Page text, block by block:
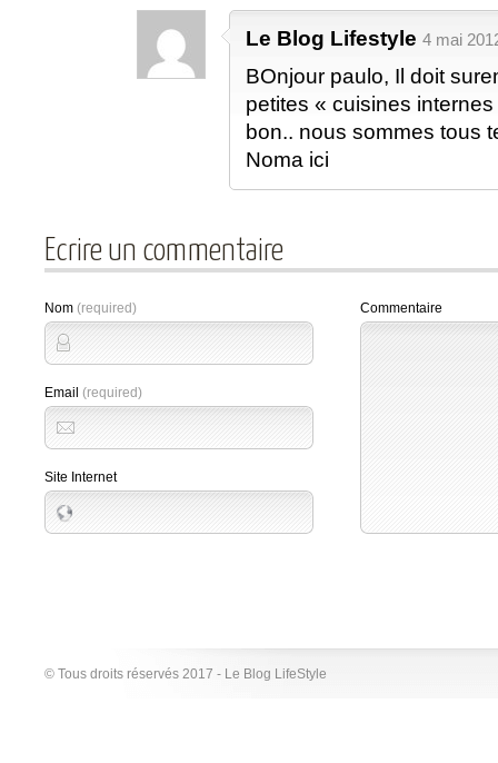
Le Blog Lifestyle 4 mai
BOnjour paulo, Il doit
petites « cuisines
bon.. nous sommes tous
Noma ici
Ecrire un commentaire
Nom (required)
Email (required)
Site Internet
Commentaire
© Tous droits réservés 2017 - Le Blog LifeStyle